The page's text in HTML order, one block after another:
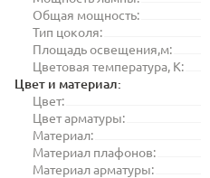
Общая мощность:
Тип цоколя:
Площадь освещения,м:
Цветовая температура, K:
Цвет и материал:
Цвет:
Цвет арматуры:
Материал:
Материал плафонов:
Материал арматуры: